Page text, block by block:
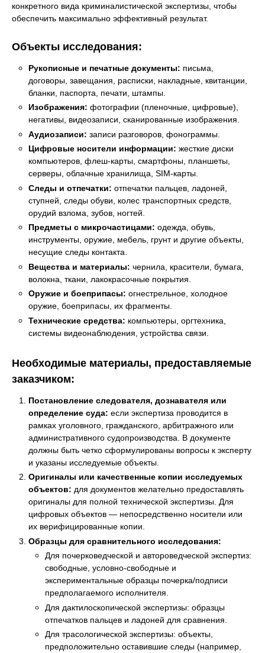
конкретного вида криминалистической экспертизы, чтобы
обеспечить максимально эффективный результат.
Объекты исследования:
Рукописные и печатные документы: письма,
договоры, завещания, расписки, накладные, квитанции,
бланки, паспорта, печати, штампы.
Изображения: фотографии (пленочные, цифровые),
негативы, видеозаписи, сканированные изображения.
Аудиозаписи: записи разговоров, фонограммы.
Цифровые носители информации: жесткие диски
компьютеров, флеш-карты, смартфоны, планшеты,
серверы, облачные хранилища, SIM-карты.
Следы и отпечатки: отпечатки пальцев, ладоней,
ступней, следы обуви, колес транспортных средств,
орудий взлома, зубов, ногтей.
Предметы с микрочастицами: одежда, обувь,
инструменты, оружие, мебель, грунт и другие объекты,
несущие следы контакта.
Вещества и материалы: чернила, красители, бумага,
волокна, ткани, лакокрасочные покрытия.
Оружие и боеприпасы: огнестрельное, холодное
оружие, боеприпасы, их фрагменты.
Технические средства: компьютеры, оргтехника,
системы видеонаблюдения, устройства связи.
Необходимые материалы, предоставляемые
заказчиком:
Постановление следователя, дознавателя или
определение суда: если экспертиза проводится в
рамках уголовного, гражданского, арбитражного или
административного судопроизводства. В документе
должны быть четко сформулированы вопросы к эксперту
и указаны исследуемые объекты.
Оригиналы или качественные копии исследуемых
объектов: для документов желательно предоставлять
оригиналы для полной технической экспертизы. Для
цифровых объектов — непосредственно носители или
их верифицированные копии.
Образцы для сравнительного исследования:
Для почерковедческой и автороведческой экспертиз:
свободные, условно-свободные и
экспериментальные образцы почерка/подписи
предполагаемого исполнителя.
Для дактилоскопической экспертизы: образцы
отпечатков пальцев и ладоней для сравнения.
Для трасологической экспертизы: объекты,
предположительно оставившие следы (например,